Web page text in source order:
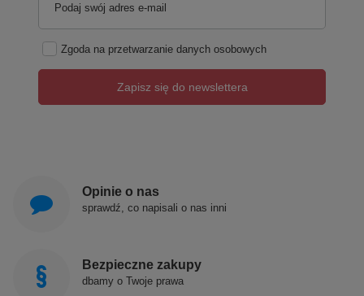
Podaj swój adres e-mail
Zgoda na przetwarzanie danych osobowych
Zapisz się do newslettera
Opinie o nas
sprawdź, co napisali o nas inni
Bezpieczne zakupy
dbamy o Twoje prawa